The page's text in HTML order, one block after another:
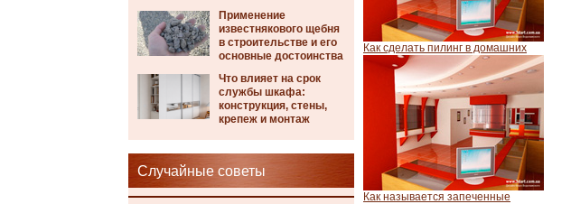
Применение
известнякового щебня
в строительстве и его
основные достоинства
Что влияет на срок
службы шкафа:
конструкция, стены,
крепеж и монтаж
Случайные советы
Как сделать пилинг в домашних
Как называется запеченные